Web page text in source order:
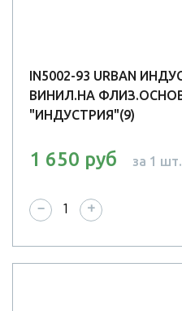
IN5002-93 URBAN
ВИНИЛ.НА
"ИНДУСТРИЯ"(9)
1 650 руб за 1 шт.
− +